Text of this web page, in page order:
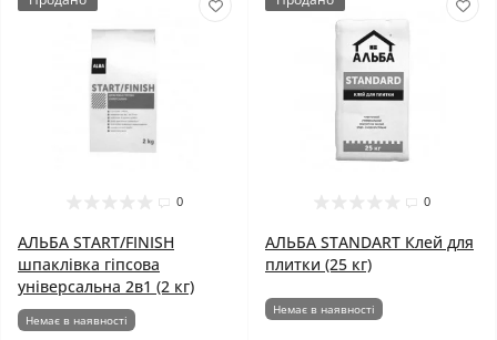
0
АЛЬБА START/FINISH
шпаклівка гіпсова
універсальна 2в1 (2 кг)
Немає в наявності
0
АЛЬБА STANDART Клей для
плитки (25 кг)
Немає в наявності